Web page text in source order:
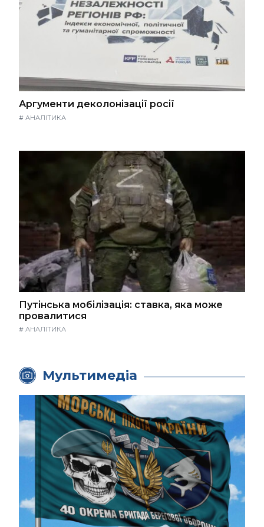
Аргументи деколонізації росії
# АНАЛІТИКА
Путінська мобілізація: ставка, яка може
провалитися
# АНАЛІТИКА
Мультимедіа